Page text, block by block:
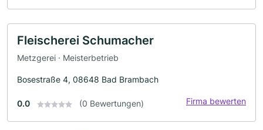
Fleischerei Schumacher
Metzgerei · Meisterbetrieb
Bosestraße 4, 08648 Bad Brambach
0.0 (0 Bewertungen) Firma bewerten